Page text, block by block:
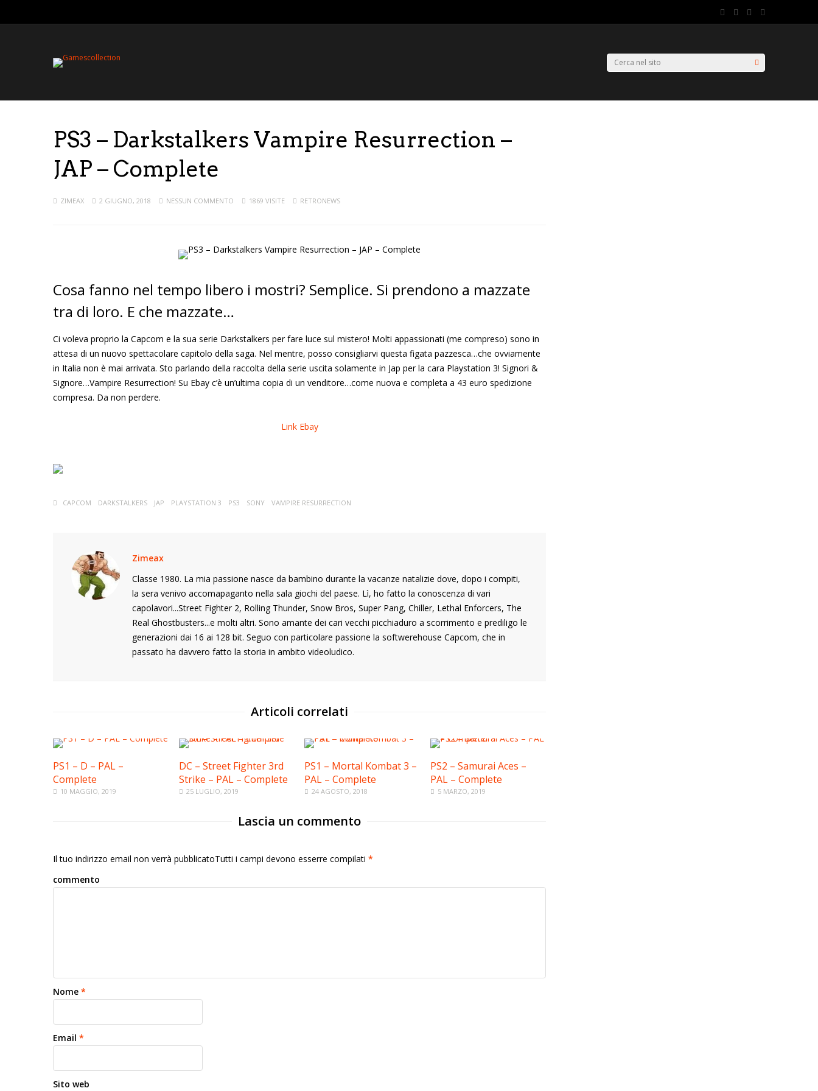
PS3 – Darkstalkers Vampire Resurrection –
JAP – Complete
ZIMEAX 2 GIUGNO, 2018 NESSUN COMMENTO 1869 VISITE RETRONEWS
Cosa fanno nel tempo libero i mostri? Semplice. Si prendono a mazzate
tra di loro. E che mazzate…
Ci voleva proprio la Capcom e la sua serie Darkstalkers per fare luce sul mistero! Molti appassionati (me compreso) sono in
attesa di un nuovo spettacolare capitolo della saga. Nel mentre, posso consigliarvi questa figata pazzesca…che ovviamente
in Italia non è mai arrivata. Sto parlando della raccolta della serie uscita solamente in Jap per la cara Playstation 3! Signori &
Signore…Vampire Resurrection! Su Ebay c’è un’ultima copia di un venditore…come nuova e completa a 43 euro spedizione
compresa. Da non perdere.
Link Ebay
CAPCOM DARKSTALKERS JAP PLAYSTATION 3 PS3 SONY VAMPIRE RESURRECTION
Zimeax
Classe 1980. La mia passione nasce da bambino durante la vacanze natalizie dove, dopo i compiti,
la sera venivo accomapaganto nella sala giochi del paese. Lì, ho fatto la conoscenza di vari
capolavori...Street Fighter 2, Rolling Thunder, Snow Bros, Super Pang, Chiller, Lethal Enforcers, The
Real Ghostbusters...e molti altri. Sono amante dei cari vecchi picchiaduro a scorrimento e prediligo le
generazioni dai 16 ai 128 bit. Seguo con particolare passione la softwerehouse Capcom, che in
passato ha davvero fatto la storia in ambito videoludico.
Articoli correlati
PS1 – D – PAL –
Complete
10 MAGGIO, 2019
DC – Street Fighter 3rd
Strike – PAL – Complete
25 LUGLIO, 2019
PS1 – Mortal Kombat 3 –
PAL – Complete
24 AGOSTO, 2018
PS2 – Samurai Aces –
PAL – Complete
5 MARZO, 2019
Lascia un commento
Il tuo indirizzo email non verrà pubblicatoTutti i campi devono esserre compilati *
commento
Nome *
Email *
Sito web